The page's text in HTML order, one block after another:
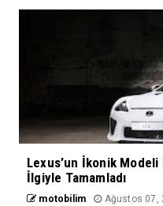
Lexus’un İkonik Modeli
İlgiyle Tamamladı
motobilim Ağustos 07,